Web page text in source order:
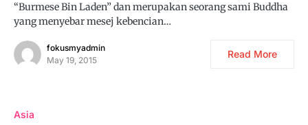
“Burmese Bin Laden” dan merupakan seorang sami Buddha
yang menyebar mesej kebencian…
fokusmyadmin
May 19, 2015
Read More
Asia